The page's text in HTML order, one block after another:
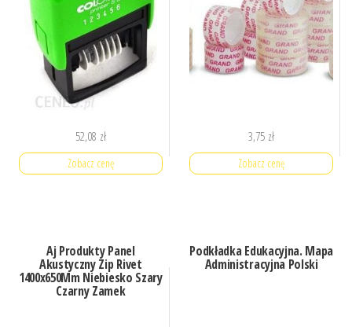
52,08 zł
Zobacz cenę
3,75 zł
Zobacz cenę
Aj Produkty Panel
Akustyczny Zip Rivet
1400x650Mm Niebiesko Szary
Czarny Zamek
Podkładka Edukacyjna. Mapa
Administracyjna Polski